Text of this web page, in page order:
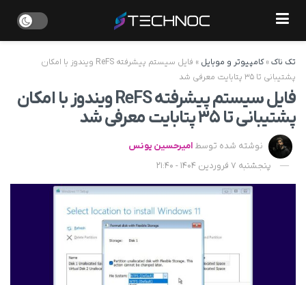
تک ناک»کامپیوتر و موبایل »
فایل سیستم پیشرفته ReFS ویندوز با امکان
پشتیبانی تا ۳۵ پتابایت معرفی شد
فایل سیستم پیشرفته ReFS ویندوز با امکان
پشتیبانی تا ۳۵ پتابایت معرفی شد
نوشته شده توسط امیرحسین یونس
پنجشنبه 7 فروردین 1404 - 21:40